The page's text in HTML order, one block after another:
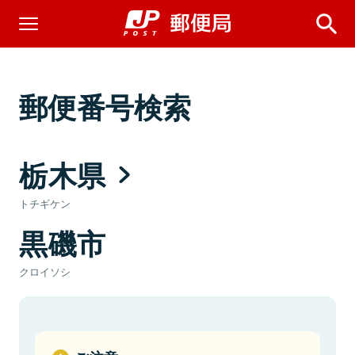
郵便番号検索
栃木県
トチギケン
黒磯市
クロイソシ